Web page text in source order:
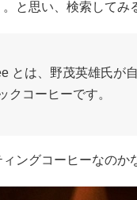
と思い、検索してみ
とは、野茂英雄氏が
クコーヒーです。
ングコーヒーなのか